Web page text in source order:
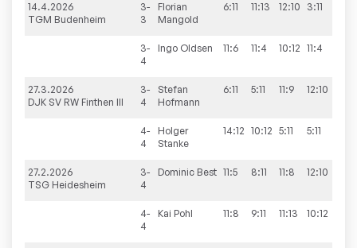
14.4.2026
TGM Budenheim
3-
3
Florian
Mangold
6:11 11:13 12:10 3:11
3-
4
Ingo Oldsen 11:6 11:4 10:12 11:4
27.3.2026
DJK SV RW Finthen III
3-
4
Stefan
Hofmann
6:11 5:11 11:9 12:10
4-
4
Holger
Stanke
14:12 10:12 5:11 5:11
27.2.2026
TSG Heidesheim
3-
4
Dominic Best 11:5 8:11 11:8 12:10
4-
4
Kai Pohl 11:8 9:11 11:13 10:12